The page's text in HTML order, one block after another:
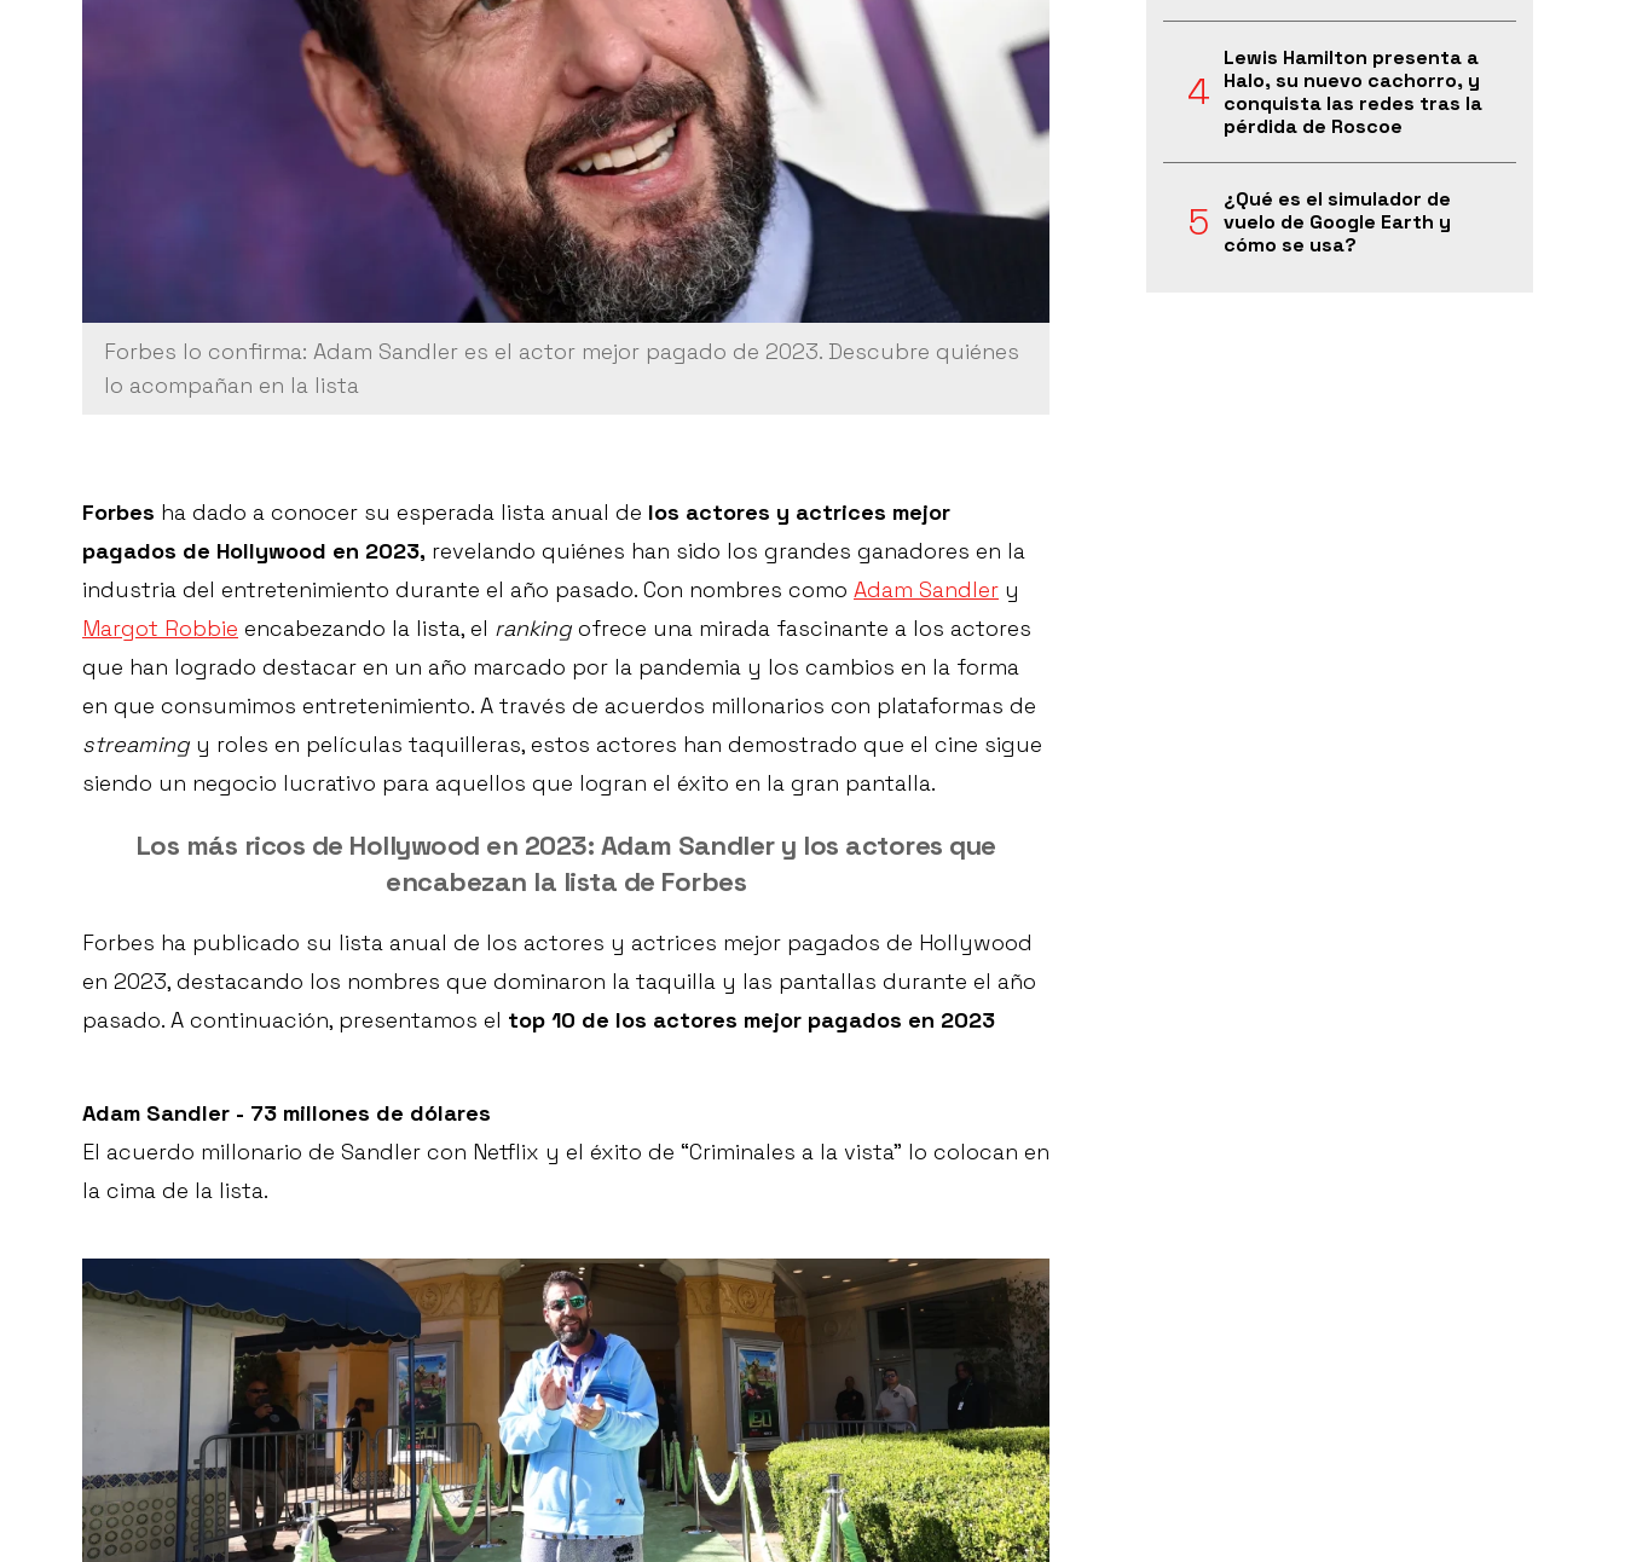
Forbes lo confirma: Adam Sandler es el actor mejor pagado de 2023. Descubre quiénes
lo acompañan en la lista
Forbes ha dado a conocer su esperada lista anual de los actores y actrices mejor
pagados de Hollywood en 2023, revelando quiénes han sido los grandes ganadores en la
industria del entretenimiento durante el año pasado. Con nombres como Adam Sandler y
Margot Robbie encabezando la lista, el ranking ofrece una mirada fascinante a los actores
que han logrado destacar en un año marcado por la pandemia y los cambios en la forma
en que consumimos entretenimiento. A través de acuerdos millonarios con plataformas de
streaming y roles en películas taquilleras, estos actores han demostrado que el cine sigue
siendo un negocio lucrativo para aquellos que logran el éxito en la gran pantalla.
Los más ricos de Hollywood en 2023: Adam Sandler y los actores que
encabezan la lista de Forbes
Forbes ha publicado su lista anual de los actores y actrices mejor pagados de Hollywood
en 2023, destacando los nombres que dominaron la taquilla y las pantallas durante el año
pasado. A continuación, presentamos el top 10 de los actores mejor pagados en 2023
Adam Sandler - 73 millones de dólares
El acuerdo millonario de Sandler con Netflix y el éxito de “Criminales a la vista” lo colocan en
la cima de la lista.
Lewis Hamilton presenta a
Halo, su nuevo cachorro, y
conquista las redes tras la
pérdida de Roscoe
¿Qué es el simulador de
vuelo de Google Earth y
cómo se usa?